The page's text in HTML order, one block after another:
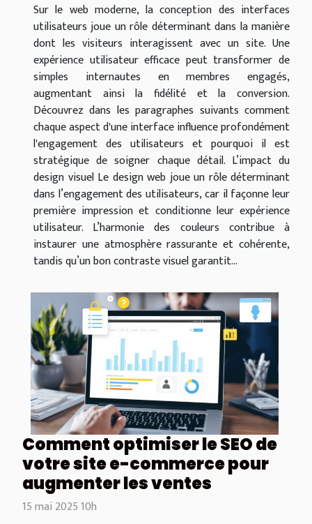
Sur le web moderne, la conception des interfaces
utilisateurs joue un rôle déterminant dans la manière
dont les visiteurs interagissent avec un site. Une
expérience utilisateur efficace peut transformer de
simples internautes en membres engagés,
augmentant ainsi la fidélité et la conversion.
Découvrez dans les paragraphes suivants comment
chaque aspect d'une interface influence profondément
l'engagement des utilisateurs et pourquoi il est
stratégique de soigner chaque détail. L’impact du
design visuel Le design web joue un rôle déterminant
dans l’engagement des utilisateurs, car il façonne leur
première impression et conditionne leur expérience
utilisateur. L’harmonie des couleurs contribue à
instaurer une atmosphère rassurante et cohérente,
tandis qu’un bon contraste visuel garantit...
Comment optimiser le SEO de
votre site e-commerce pour
augmenter les ventes
15 mai 2025 10h